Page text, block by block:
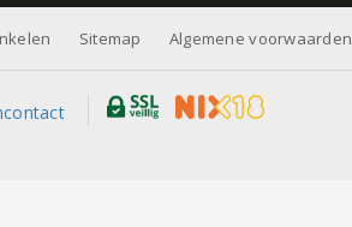
Sitemap Algemene voorwaarden